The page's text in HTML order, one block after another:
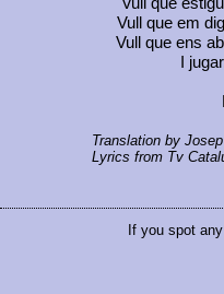
Vull que em
Vull que ens
I
Translation by
Lyrics from Tv
If you spot